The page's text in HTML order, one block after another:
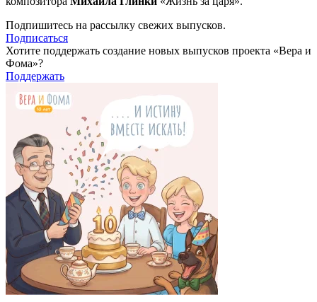
Подпишитесь на рассылку свежих выпусков.
Подписаться
Хотите поддержать создание новых выпусков проекта «Вера и
Фома»?
Поддержать